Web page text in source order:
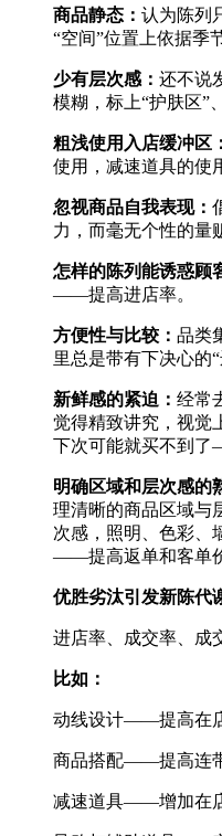
商品静态： 认为陈列
“空间”位置上依据季
少有层次感： 还不说
模糊，标上“护肤区”
粗浅使用入店缓冲区：
使用，减速道具的使
忽视商品自我表现：
力，而毫无个性的量
怎样的陈列能诱惑顾
——提高进店率。
方便性与比较： 品类
里总是带有下决心的
新鲜感的紧迫： 经常
觉得精致讲究，视觉
下次可能就买不到了
明确区域和层次感的
理清晰的商品区域与
次感，照明、色彩、
——提高返单和客单
优胜劣汰引发新陈代
进店率、成交率、成
比如：
动线设计——提高在
商品搭配——提高连
减速道具——增加在